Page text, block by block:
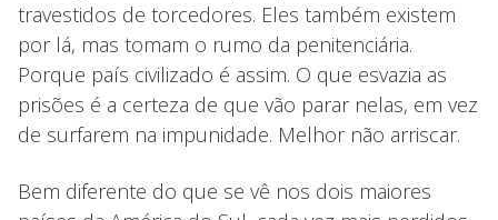
travestidos de torcedores. Eles também existem
por lá, mas tomam o rumo da penitenciária.
Porque país civilizado é assim. O que esvazia as
prisões é a certeza de que vão parar nelas, em vez
de surfarem na impunidade. Melhor não arriscar.
Bem diferente do que se vê nos dois maiores